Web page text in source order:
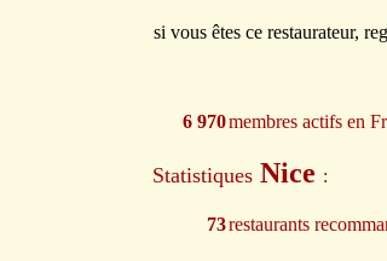
si vous êtes ce restaurateur,
6 970membres actifs en
Statistiques Nice :
73restaurants